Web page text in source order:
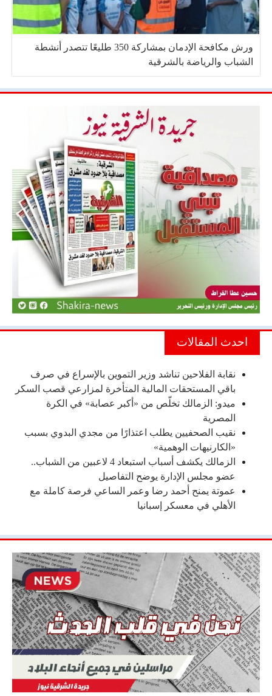
ورش مكافحة الإدمان بمشاركة 350 طليعًا تتصدر أنشطة
الشباب والرياضة بالشرقية
احدث المقالات
نقابة الفلاحين تناشد وزير التموين بالإسراع في صرف
باقي المستحقات المالية المتأخرة لمزارعي قصب السكر
ميدو: الزمالك تخلّص من «أكبر عصابة» في الكرة
المصرية
نقيب الصحفيين يطلب اعتذارًا من مجدي البدوي بسبب
«الكارنيهات الوهمية»
الزمالك يكشف أسباب استبعاد 4 لاعبين من الشباب..
عضو مجلس الإدارة يوضح التفاصيل
عموتة يمنح أحمد رضا وعمر الساعي فرصة كاملة مع
الأهلي في معسكر إسبانيا